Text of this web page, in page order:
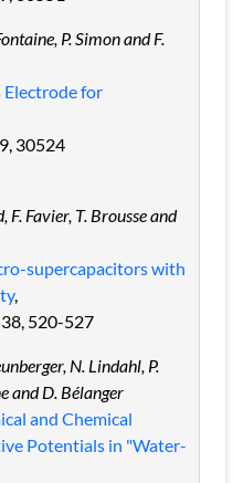
P. Simon and F.
Electrode for
, 30524
F. Favier, T. Brousse and
supercapacitors with
,
, 520-527
N. Lindahl, P.
and D. Bélanger
and Chemical
Potentials in "Water-